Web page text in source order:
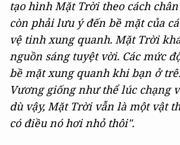
tạo hình Mặt Trời theo cách
còn phải lưu ý đến bề mặt của
vệ tinh xung quanh. Mặt Trời
nguồn sáng tuyệt vời. Các mức
bề mặt xung quanh khi bạn ở
Vương giống như thể lúc chạng
dù vậy, Mặt Trời vẫn là một vật
có điều nó hơi nhỏ thôi".